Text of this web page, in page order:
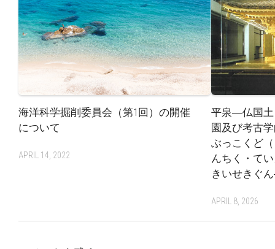
海洋科学掘削委員会（第1回）の開催
について
APRIL 14, 2022
平泉―仏国土
園及び考古
ぶっこくど
んちく・て
きいせきぐ
APRIL 8, 2026